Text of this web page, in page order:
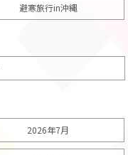
避寒旅行in沖縄
2026年7月